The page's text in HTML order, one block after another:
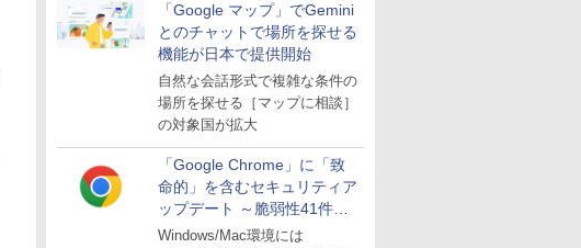
「Google マップ」でGemini
とのチャットで場所を探せる
機能が日本で提供開始
自然な会話形式で複雑な条件の
場所を探せる［マップに相談］
の対象国が拡大
「Google Chrome」に「致
命的」を含むセキュリティア
ップデート ～脆弱性41件に
対処
Windows/Mac環境には